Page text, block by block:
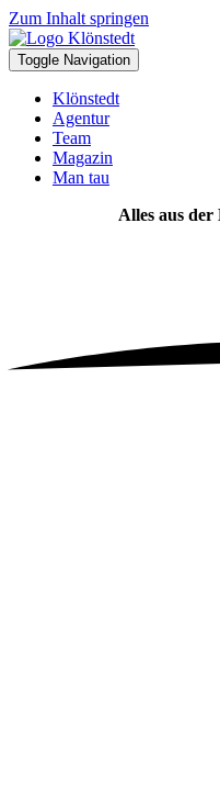
Zum Inhalt springen
Toggle Navigation
Klönstedt
Agentur
Team
Magazin
Man tau
Alles aus